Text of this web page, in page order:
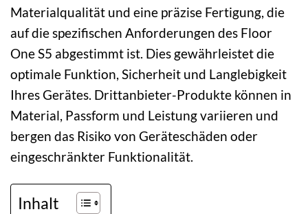
Materialqualität und eine präzise Fertigung, die
auf die spezifischen Anforderungen des Floor
One S5 abgestimmt ist. Dies gewährleistet die
optimale Funktion, Sicherheit und Langlebigkeit
Ihres Gerätes. Drittanbieter-Produkte können in
Material, Passform und Leistung variieren und
bergen das Risiko von Geräteschäden oder
eingeschränkter Funktionalität.
Inhalt